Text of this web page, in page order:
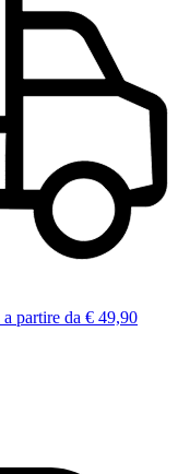
a partire da € 49,90